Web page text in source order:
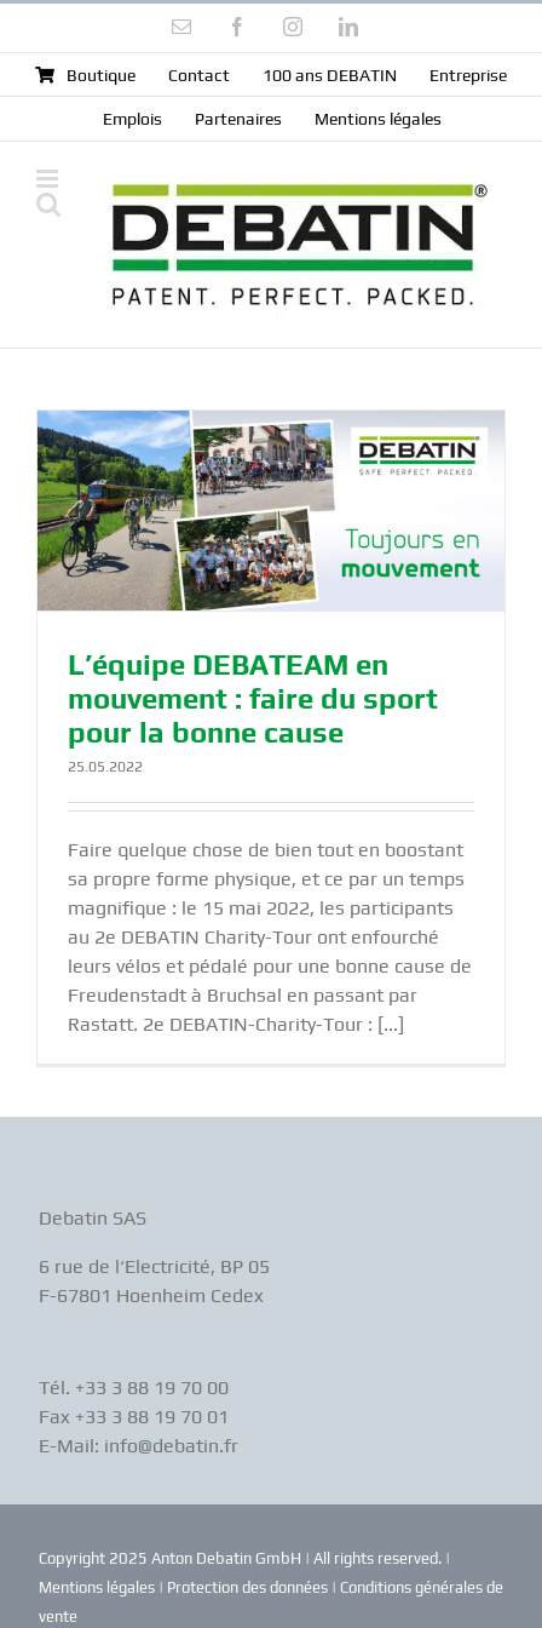
content
Email FacebookInstagramLinkedIn
Boutique Contact 100 ans DEBATIN Entreprise
Emplois Partenaires Mentions légales
L’équipe DEBATEAM en
mouvement : faire du sport
pour la bonne cause
25.05.2022
Faire quelque chose de bien tout en boostant
sa propre forme physique, et ce par un temps
magnifique : le 15 mai 2022, les participants
au 2e DEBATIN Charity-Tour ont enfourché
leurs vélos et pédalé pour une bonne cause de
Freudenstadt à Bruchsal en passant par
Rastatt. 2e DEBATIN-Charity-Tour : [...]
Debatin SAS
6 rue de l‘Electricité, BP 05
F-67801 Hoenheim Cedex
Tél. +33 3 88 19 70 00
Fax +33 3 88 19 70 01
E-Mail: info@debatin.fr
Copyright 2025 Anton Debatin GmbH | All rights reserved. |
Mentions légales| Protection des données| Conditions générales de
vente